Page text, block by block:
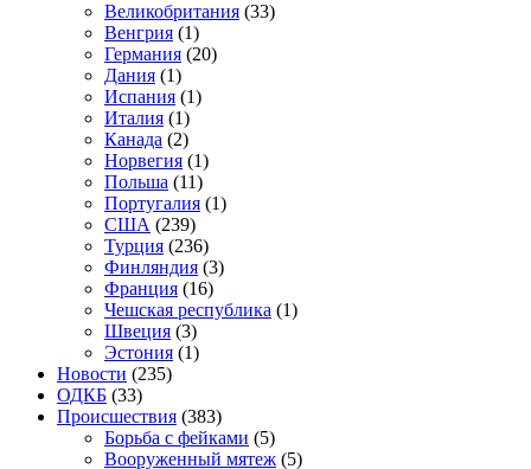
Великобритания (33)
Венгрия (1)
Германия (20)
Дания (1)
Испания (1)
Италия (1)
Канада (2)
Норвегия (1)
Польша (11)
Португалия (1)
США (239)
Турция (236)
Финляндия (3)
Франция (16)
Чешская республика (1)
Швеция (3)
Эстония (1)
Новости (235)
ОДКБ (33)
Происшествия (383)
Борьба с фейками (5)
Вооруженный мятеж (5)